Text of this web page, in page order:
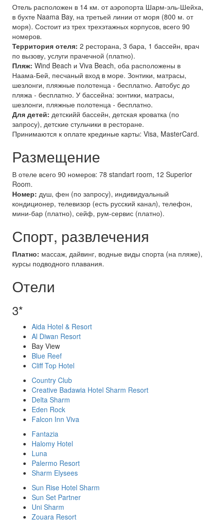
Отель расположен в 14 км. от аэропорта Шарм-эль-Шейха,
в бухте Naama Bay, на третьей линии от моря (800 м. от
моря). Состоит из трех трехэтажных корпусов, всего 90
номеров.
Территория отеля: 2 ресторана, 3 бара, 1 бассейн, врач
по вызову, услуги прачечной (платно).
Пляж: Wind Beach и Viva Beach, оба расположены в
Наама-Бей, песчаный вход в море. Зонтики, матрасы,
шезлонги, пляжные полотенца - бесплатно. Автобус до
пляжа - бесплатно. У бассейна: зонтики, матрасы,
шезлонги, пляжные полотенца - бесплатно.
Для детей: детскийй бассейн, детская кроватка (по
запросу), детские стульчики в ресторане.
Принимаются к оплате крединые карты: Visa, MasterCard.
Размещение
В отеле всего 90 номеров: 78 standart room, 12 Superior
Room.
Номер: душ, фен (по запросу), индивидуальный
кондиционер, телевизор (есть русский канал), телефон,
мини-бар (платно), сейф, рум-сервис (платно).
Спорт, развлечения
Платно: массаж, дайвинг, водные виды спорта (на пляже),
курсы подводного плавания.
Отели
3*
Aida Hotel & Resort
Al Diwan Resort
Bay View
Blue Reef
Cliff Top Hotel
Country Club
Creative Badawia Hotel Sharm Resort
Delta Sharm
Eden Rock
Falcon Inn Viva
Fantazia
Halomy Hotel
Luna
Palermo Resort
Sharm Elysees
Sun Rise Hotel Sharm
Sun Set Partner
Uni Sharm
Zouara Resort